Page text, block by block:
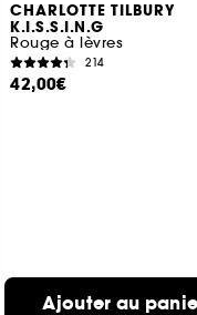
CHARLOTTE TILBURY
K.I.S.S.I.N.G
Rouge à lèvres
214
42,00€
Ajouter au